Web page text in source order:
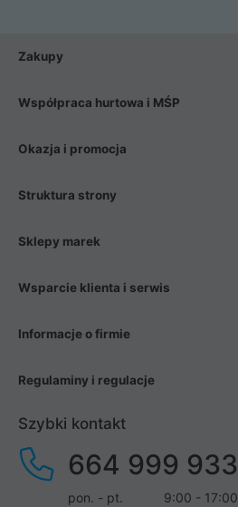
Zakupy
Współpraca hurtowa i MŚP
Okazja i promocja
Struktura strony
Sklepy marek
Wsparcie klienta i serwis
Informacje o firmie
Regulaminy i regulacje
Szybki kontakt
664 999 933
pon. - pt.
9:00 - 17:00